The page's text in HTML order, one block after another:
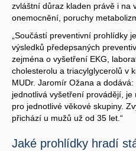
zvláštní důraz kladen právě i na
onemocnění, poruchy
„Součástí preventivní prohlídky
výsledků předepsaných
zejména o vyšetření EKG,
cholesterolu a triacylglycerolů v
MUDr. Jaromír Ožana a dodává:
jednotlivá vyšetření provádějí,
pro jednotlivé věkové skupiny.
přichází u mužů už od 35 let.“
Jaké prohlídky hradí